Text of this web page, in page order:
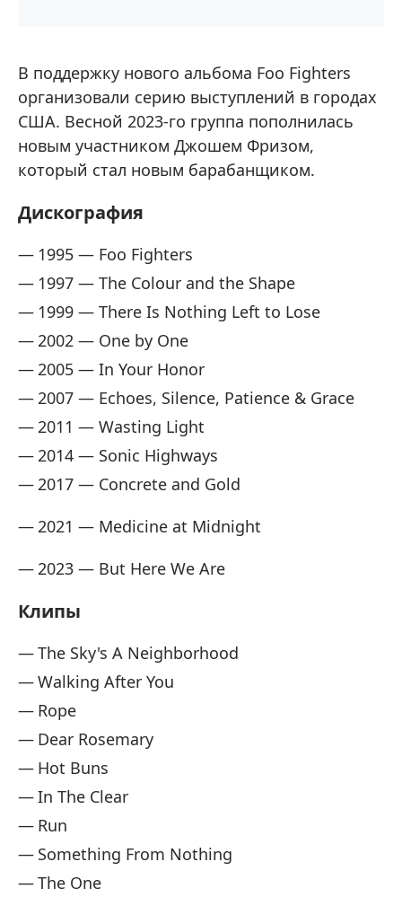
В поддержку нового альбома Foo Fighters
организовали серию выступлений в городах
США. Весной 2023-го группа пополнилась
новым участником Джошем Фризом,
который стал новым барабанщиком.
Дискография
1995 — Foo Fighters
1997 — The Colour and the Shape
1999 — There Is Nothing Left to Lose
2002 — One by One
2005 — In Your Honor
2007 — Echoes, Silence, Patience & Grace
2011 — Wasting Light
2014 — Sonic Highways
2017 — Concrete and Gold
2021 — Medicine at Midnight
2023 — But Here We Are
Клипы
The Sky's A Neighborhood
Walking After You
Rope
Dear Rosemary
Hot Buns
In The Clear
Run
Something From Nothing
The One